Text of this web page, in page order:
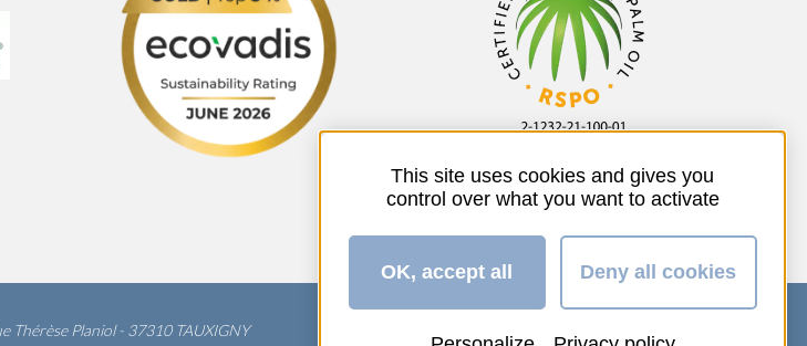
Thérèse Planiol - 37310 TAUXIGNY
This site uses cookies and gives you
control over what you want to activate
OK, accept all Deny all cookies